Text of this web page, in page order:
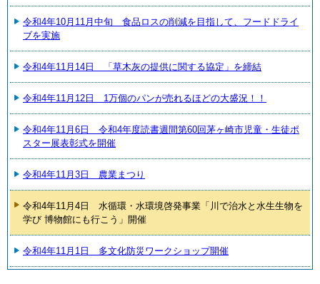
令和4年10月11月中旬 食品ロスの削減を目指して、フードドライ
ブを実施
令和4年11月14日 「草木灰の提供に関する協定」を締結
令和4年11月12日 1万個のパンが売れるほどの大盛況！！
令和4年11月6日 令和4年度読書週間第60回茅ヶ崎市児童・生徒ポ
スター展表彰式を開催
令和4年11月3日 農業まつり
令和4年11月4日 水循環・水環境啓発事業「川で治水と水生生物を
学び 博物館にも行こう」開催
令和4年11月1日 多文化防災ワークショップ開催